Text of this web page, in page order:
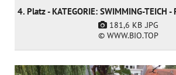
181,6 KB .JPG
© WWW.BIO.TOP